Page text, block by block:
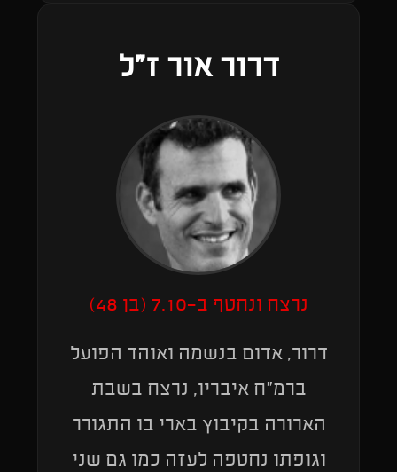
דרור אור ז״ל
נרצח ונחטף ב-7.10 (בן 48)
דרור, אדום בנשמה ואוהד הפועל
ברמ״ח איבריו, נרצח בשבת
הארורה בקיבוץ בארי בו התגורר
וגופתו נחטפה לעזה כמו גם שני